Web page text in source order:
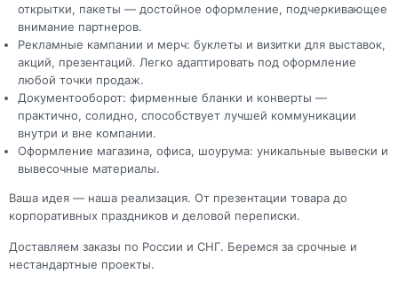
открытки, пакеты — достойное оформление, подчеркивающее
внимание партнеров.
Рекламные кампании и мерч: буклеты и визитки для выставок,
акций, презентаций. Легко адаптировать под оформление
любой точки продаж.
Документооборот: фирменные бланки и конверты —
практично, солидно, способствует лучшей коммуникации
внутри и вне компании.
Оформление магазина, офиса, шоурума: уникальные вывески и
вывесочные материалы.
Ваша идея — наша реализация. От презентации товара до
корпоративных праздников и деловой переписки.
Доставляем заказы по России и СНГ. Беремся за срочные и
нестандартные проекты.